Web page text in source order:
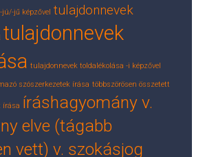
jű képzővel tulajdonnevek
tulajdonnevek
tulajdonnevek toldalékolása -i képzővel
szószerkezetek írása többszörösen összetett
írása íráshagyomány v.
elve (tágabb
vett) v. szokásjog